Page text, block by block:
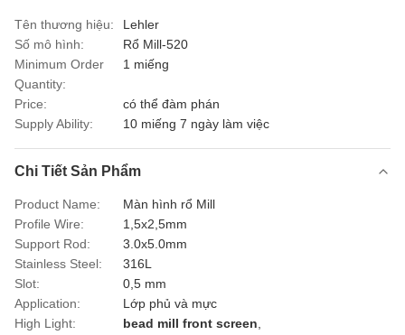
Tên thương hiệu:
Lehler
Số mô hình:
Rổ Mill-520
Minimum Order
Quantity:
1 miếng
Price:
có thể đàm phán
Supply Ability:
10 miếng 7 ngày làm việc
Chi Tiết Sản Phẩm
Product Name:
Màn hình rổ Mill
Profile Wire:
1,5x2,5mm
Support Rod:
3.0x5.0mm
Stainless Steel:
316L
Slot:
0,5 mm
Application:
Lớp phủ và mực
High Light:
bead mill front screen